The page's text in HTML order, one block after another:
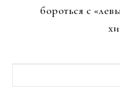
бороться с